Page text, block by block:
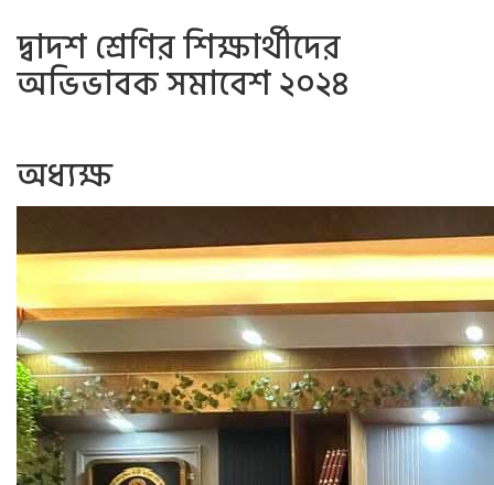
দ্বাদশ শ্রেণির শিক্ষার্থীদের
অভিভাবক সমাবেশ ২০২৪
অধ্যক্ষ